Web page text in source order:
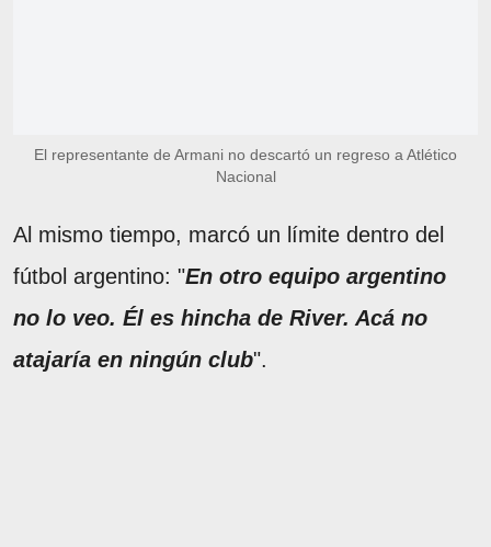
El representante de Armani no descartó un regreso a Atlético
Nacional
Al mismo tiempo, marcó un límite dentro del
fútbol argentino: "En otro equipo argentino
no lo veo. Él es hincha de River. Acá no
atajaría en ningún club".